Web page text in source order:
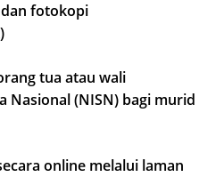
fotokopi
tua atau wali
Nasional (NISN) bagi murid
online melalui laman